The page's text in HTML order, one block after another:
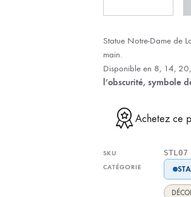
Statue Notre-Dame de
main.
Disponible en 8, 14,
l’obscurité, symbole
Achetez ce
SKU STL07
CATÉGORIE